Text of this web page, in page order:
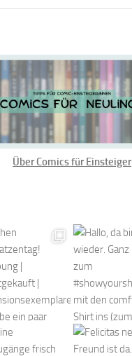
Über Comics für Einsteiger